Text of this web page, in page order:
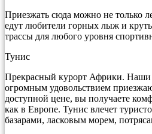
Приезжать сюда можно не только
едут любители горных лыж и
трассы для любого уровня
Тунис
Прекрасный курорт Африки. Наши
огромным удовольствием
доступной цене, вы получаете
как в Европе. Тунис влечет
базарами, ласковым морем,